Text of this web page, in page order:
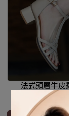
法式頭層牛皮
NT$2,880